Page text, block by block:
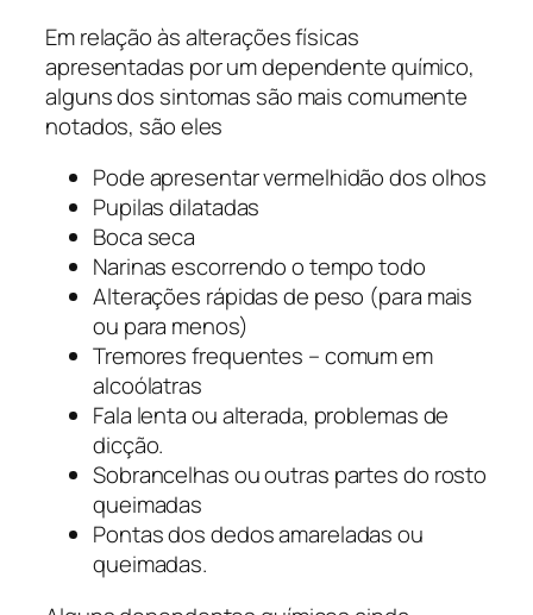
Em relação às alterações físicas
apresentadas por um dependente químico,
alguns dos sintomas são mais comumente
notados, são eles
Pode apresentar vermelhidão dos olhos
Pupilas dilatadas
Boca seca
Narinas escorrendo o tempo todo
Alterações rápidas de peso (para mais
ou para menos)
Tremores frequentes – comum em
alcoólatras
Fala lenta ou alterada, problemas de
dicção.
Sobrancelhas ou outras partes do rosto
queimadas
Pontas dos dedos amareladas ou
queimadas.